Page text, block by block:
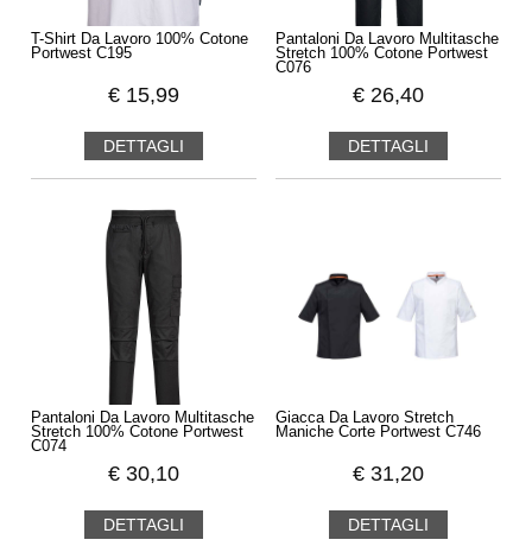
T-Shirt Da Lavoro 100% Cotone
Portwest C195
€ 15,99
DETTAGLI
Pantaloni Da Lavoro Multitasche
Stretch 100% Cotone Portwest
C076
€ 26,40
DETTAGLI
Pantaloni Da Lavoro Multitasche
Stretch 100% Cotone Portwest
C074
€ 30,10
DETTAGLI
Giacca Da Lavoro Stretch
Maniche Corte Portwest C746
€ 31,20
DETTAGLI